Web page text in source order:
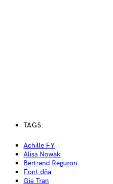
TAGS:
Achille FY
Alisa Nowak
Bertrand Reguron
Font dňa
Gia Tran